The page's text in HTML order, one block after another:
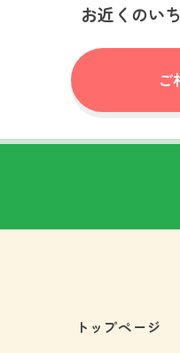
お近くのい
ご
トップページ